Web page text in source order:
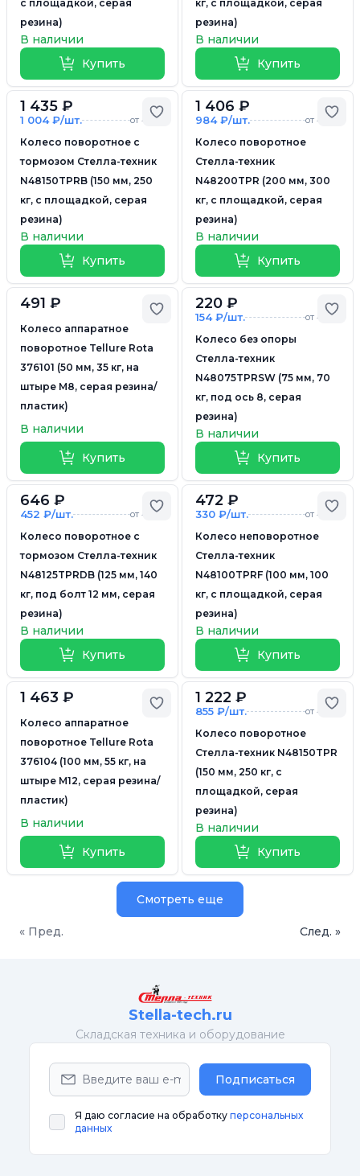
с площадкой, серая
резина)
В наличии
Купить
кг, с площадкой, серая
резина)
В наличии
Купить
Добавить в избранное
1 435 ₽
1 004 ₽/шт. от 4 шт.
Колесо поворотное с
тормозом Стелла-техник
N48150TPRB (150 мм, 250
кг, с площадкой, серая
резина)
В наличии
Купить
1 406 ₽
984 ₽/шт. от 4 шт.
Колесо поворотное
Стелла-техник
N48200TPR (200 мм, 300
кг, с площадкой, серая
резина)
В наличии
Купить
Добавить в избранное
491 ₽
Колесо аппаратное
поворотное Tellure Rota
376101 (50 мм, 35 кг, на
штыре M8, серая резина/
пластик)
В наличии
Купить
220 ₽
154 ₽/шт. от 4 шт.
Колесо без опоры
Стелла-техник
N48075TPRSW (75 мм, 70
кг, под ось 8, серая
резина)
В наличии
Купить
Добавить в избранное
646 ₽
452 ₽/шт. от 4 шт.
Колесо поворотное с
тормозом Стелла-техник
N48125TPRDB (125 мм, 140
кг, под болт 12 мм, серая
резина)
В наличии
Купить
472 ₽
330 ₽/шт. от 4 шт.
Колесо неповоротное
Стелла-техник
N48100TPRF (100 мм, 100
кг, с площадкой, серая
резина)
В наличии
Купить
Добавить в избранное
1 463 ₽
Колесо аппаратное
поворотное Tellure Rota
376104 (100 мм, 55 кг, на
штыре M12, серая резина/
пластик)
В наличии
Купить
1 222 ₽
855 ₽/шт. от 4 шт.
Колесо поворотное
Стелла-техник N48150TPR
(150 мм, 250 кг, с
площадкой, серая
резина)
В наличии
Купить
Смотреть еще
« Пред. След. »
Stella-tech.ru
Cкладская техника и оборудование
Подписаться
Я даю согласие на обработку персональных
данных